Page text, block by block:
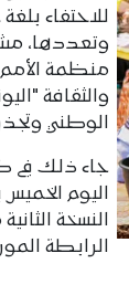
للاحتفاء
وتعددها،
منظمة الأمم
والثقافة
الوطني
جاء ذلك في
اليوم
النسخة
الرابطة